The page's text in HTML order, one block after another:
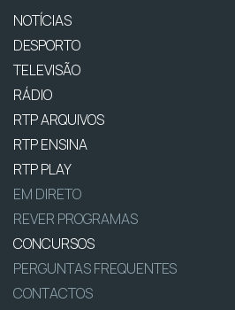
NOTÍCIAS
DESPORTO
TELEVISÃO
RÁDIO
RTP ARQUIVOS
RTP ENSINA
RTP PLAY
EM DIRETO
REVER PROGRAMAS
CONCURSOS
PERGUNTAS FREQUENTES
CONTACTOS